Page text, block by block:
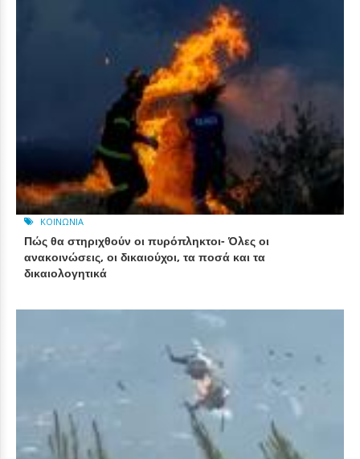
ΚΟΙΝΩΝΊΑ
Πώς θα στηριχθούν οι πυρόπληκτοι- Όλες οι
ανακοινώσεις, οι δικαιούχοι, τα ποσά και τα
δικαιολογητικά